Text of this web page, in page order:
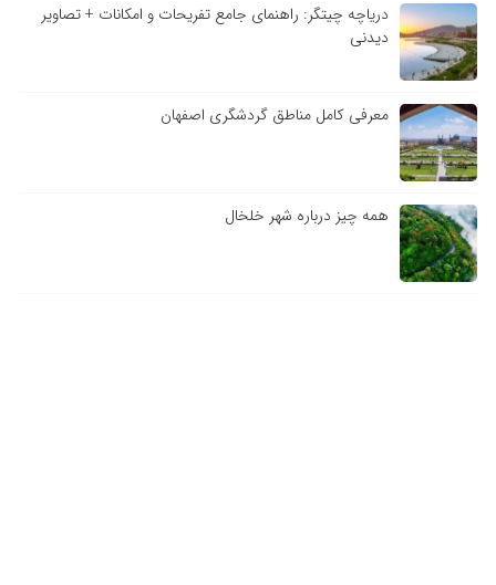
دریاچه چیتگر: راهنمای جامع تفریحات و امکانات + تصاویر
دیدنی
معرفی کامل مناطق گردشگری اصفهان
همه چیز درباره شهر خلخال